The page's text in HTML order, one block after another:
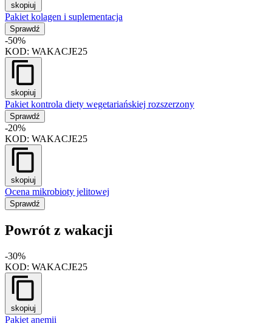
skopiuj
Pakiet kolagen i suplementacja
Sprawdź
-50%
KOD: WAKACJE25
skopiuj
Pakiet kontrola diety wegetariańskiej rozszerzony
Sprawdź
-20%
KOD: WAKACJE25
skopiuj
Ocena mikrobioty jelitowej
Sprawdź
Powrót z wakacji
-30%
KOD: WAKACJE25
skopiuj
Pakiet anemii